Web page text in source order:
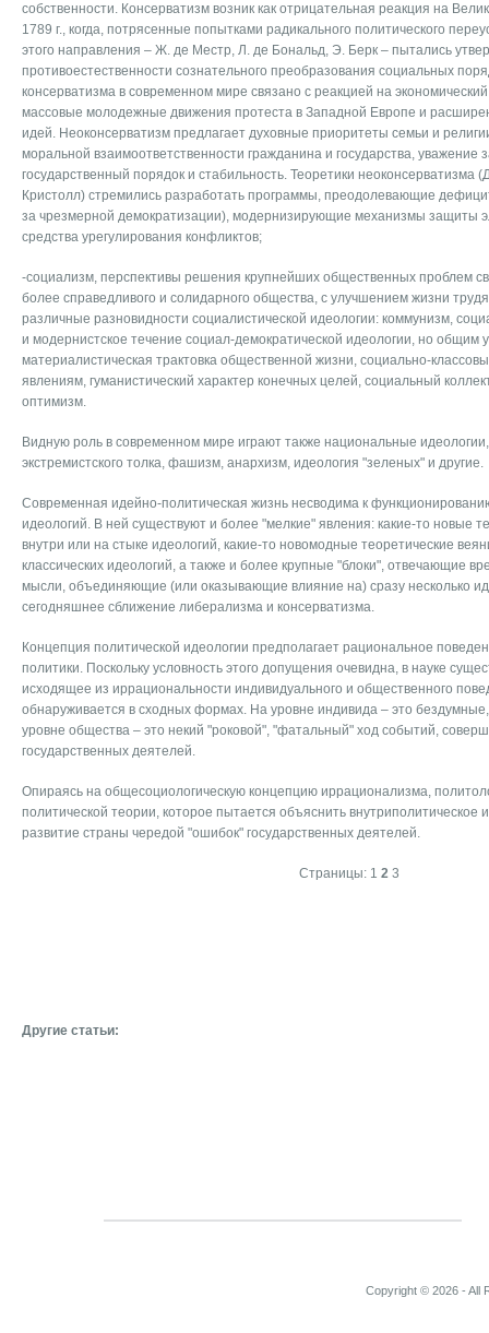
собственности. Консерватизм возник как отрицательная реакция на
1789 г., когда, потрясенные попытками радикального политического
этого направления – Ж. де Местр, Л. де Бональд, Э. Берк – пытались
противоестественности сознательного преобразования социальных
консерватизма в современном мире связано с реакцией на экономический
массовые молодежные движения протеста в Западной Европе и
идей. Неоконсерватизм предлагает духовные приоритеты семьи и
моральной взаимоответственности гражданина и государства, уважение
государственный порядок и стабильность. Теоретики неоконсерватизма
Кристолл) стремились разработать программы, преодолевающие
за чрезмерной демократизации), модернизирующие механизмы защиты
средства урегулирования конфликтов;
-социализм, перспективы решения крупнейших общественных проблем
более справедливого и солидарного общества, с улучшением жизни
различные разновидности социалистической идеологии: коммунизм,
и модернистское течение социал-демократической идеологии, но общим
материалистическая трактовка общественной жизни, социально-
явлениям, гуманистический характер конечных целей, социальный
оптимизм.
Видную роль в современном мире играют также национальные
экстремистского толка, фашизм, анархизм, идеология "зеленых" и другие.
Современная идейно-политическая жизнь несводима к
идеологий. В ней существуют и более "мелкие" явления: какие-то новые
внутри или на стыке идеологий, какие-то новомодные теоретические
классических идеологий, а также и более крупные "блоки", отвечающие
мысли, объединяющие (или оказывающие влияние на) сразу несколько
сегодняшнее сближение либерализма и консерватизма.
Концепция политической идеологии предполагает рациональное
политики. Поскольку условность этого допущения очевидна, в науке
исходящее из иррациональности индивидуального и общественного
обнаруживается в сходных формах. На уровне индивида – это
уровне общества – это некий "роковой", "фатальный" ход событий,
государственных деятелей.
Опираясь на общесоциологическую концепцию иррационализма,
политической теории, которое пытается объяснить внутриполитическое
развитие страны чередой "ошибок" государственных деятелей.
Страницы: 1 2 3
Другие статьи:
Copyright © 2026 - All